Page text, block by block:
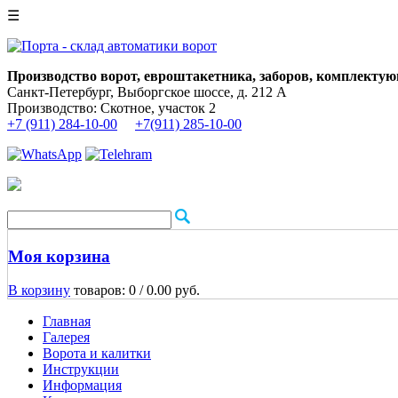
☰
Производство ворот, евроштакетника, заборов,
Санкт-Петербург, Выборгское шоссе, д. 212 А
Производство: Скотное, участок 2
+7 (911) 284-10-00
+7(911) 285-10-00
Моя корзина
В корзину товаров: 0 /0.00 руб.
Главная
Галерея
Ворота и калитки
Инструкции
Информация